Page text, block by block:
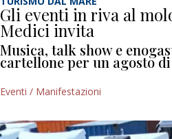
Gli eventi in riva al
Medici invita
Musica, talk show e
cartellone per un agosto
Eventi / Manifestazioni